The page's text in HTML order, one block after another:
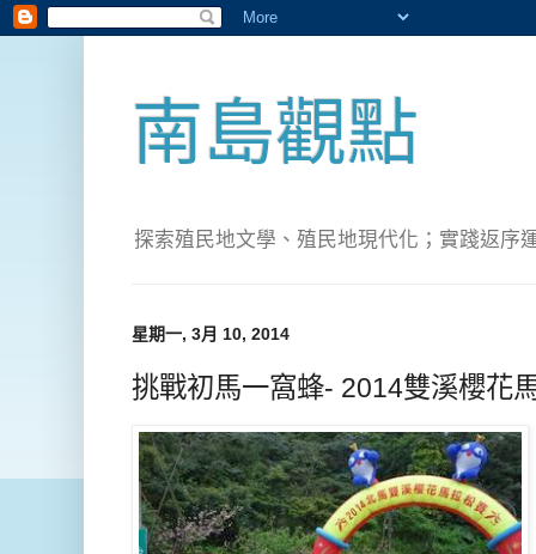
南島觀點
探索殖民地文學、殖民地現代化；實踐返序
星期一, 3月 10, 2014
挑戰初馬一窩蜂- 2014雙溪櫻花